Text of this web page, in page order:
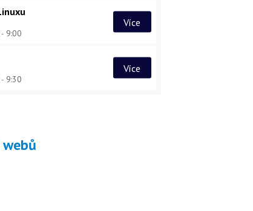
9:00
Více
9:30
Více